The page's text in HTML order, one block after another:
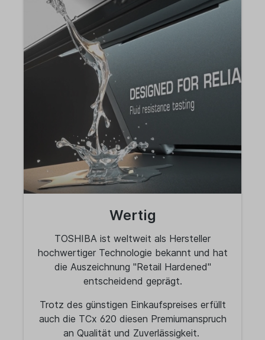
Wertig
TOSHIBA ist weltweit als Hersteller
hochwertiger Technologie bekannt und hat
die Auszeichnung "Retail Hardened"
entscheidend geprägt.
Trotz des günstigen Einkaufspreises erfüllt
auch die TCx 620 diesen Premiumanspruch
an Qualität und Zuverlässigkeit.